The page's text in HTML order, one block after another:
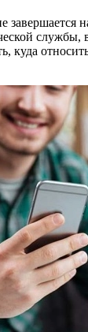
завершается
службы,
куда